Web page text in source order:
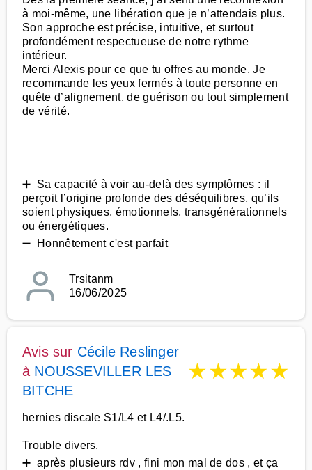
à moi-même, une libération que je n’attendais plus.
Son approche est précise, intuitive, et surtout
profondément respectueuse de notre rythme
intérieur.
Merci Alexis pour ce que tu offres au monde. Je
recommande les yeux fermés à toute personne en
quête d’alignement, de guérison ou tout simplement
de vérité.
➕ Sa capacité à voir au-delà des symptômes : il
perçoit l’origine profonde des déséquilibres, qu’ils
soient physiques, émotionnels, transgénérationnels
ou énergétiques.
➖ Honnêtement c'est parfait
Trsitanm
16/06/2025
Avis sur Cécile Reslinger
à NOUSSEVILLER LES
BITCHE
★★★★★
hernies discale S1/L4 et L4/.L5.
Trouble divers.
➕ après plusieurs rdv , fini mon mal de dos , et ça